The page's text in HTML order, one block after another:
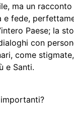
ma un
fede,
Paese; la
con
come
e Santi.